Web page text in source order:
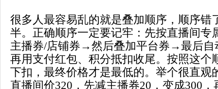
很多人最容易乱的就是叠加顺序，顺序错
半。正确顺序一定要记牢：先按直播间
主播券/店铺券→然后叠加平台券→最后
再用支付红包、积分抵扣收尾。按照这个
下扣，最终价格才是最低的。举个很直观
直播间价320，先减主播券20，变成300，